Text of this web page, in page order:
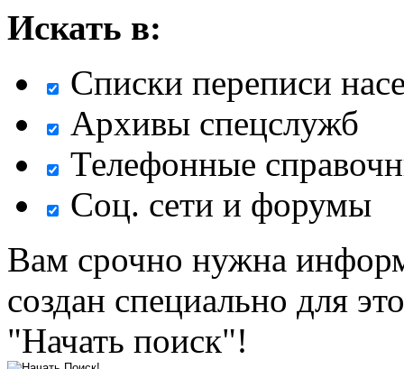
Искать в:
Списки переписи
Архивы спецслужб
Телефонные
Соц. сети и форумы
Вам срочно нужна
создан специально для
"Начать поиск"!